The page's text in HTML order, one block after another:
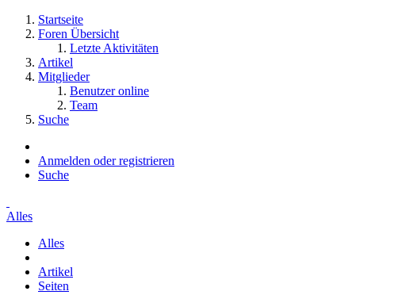
Startseite
Foren Übersicht
Letzte Aktivitäten
Artikel
Mitglieder
Benutzer online
Team
Suche
Anmelden oder registrieren
Suche
Alles
Alles
Artikel
Seiten